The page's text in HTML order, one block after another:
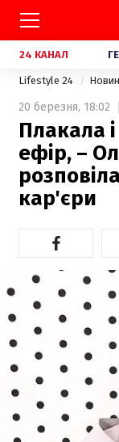
24 КАНАЛ
Lifestyle 24
20 березня, 18:02
Плакала
ефір, –
кар'єри